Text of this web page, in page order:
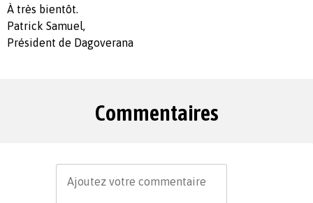
À très bientôt.
Patrick Samuel,
Président de Dagoverana
Commentaires